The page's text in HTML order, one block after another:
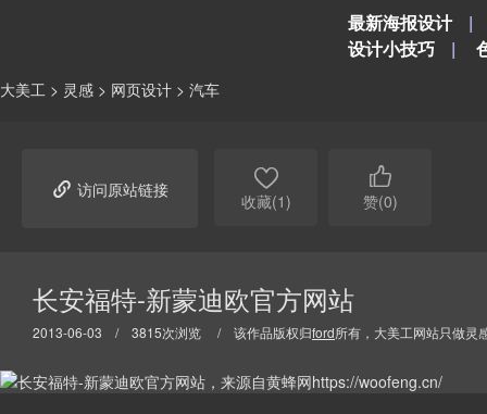
最新海报设计
|
设计小技巧
|
大美工 > 灵感 > 网页设计 > 汽车
 访问原站链接 
收藏(1)

赞(0)
长安福特-新蒙迪欧官方网站
2013-06-03 / 3815次浏览 / 该作品版权归ford所有，大美工网站只做灵